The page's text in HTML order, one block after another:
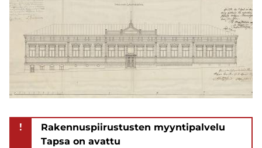
!
Rakennuspiirustusten myyntipalvelu
Tapsa on avattu